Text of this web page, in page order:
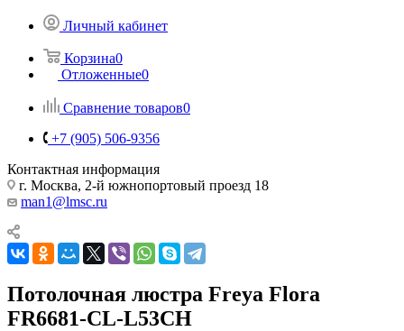
Личный кабинет
Корзина0
Отложенные0
Сравнение товаров0
+7 (905) 506-9356
Контактная информация
г. Москва, 2-й южнопортовый проезд 18
man1@lmsc.ru
Потолочная люстра Freya Flora
FR6681-CL-L53CH